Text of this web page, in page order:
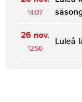
14:07
26 nov.
12:50
Luleå